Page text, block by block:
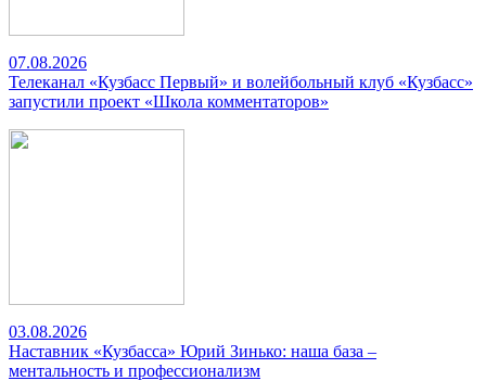
07.08.2026
Телеканал «Кузбасс Первый» и волейбольный клуб «Кузбасс»
запустили проект «Школа комментаторов»
03.08.2026
Наставник «Кузбасса» Юрий Зинько: наша база –
ментальность и профессионализм